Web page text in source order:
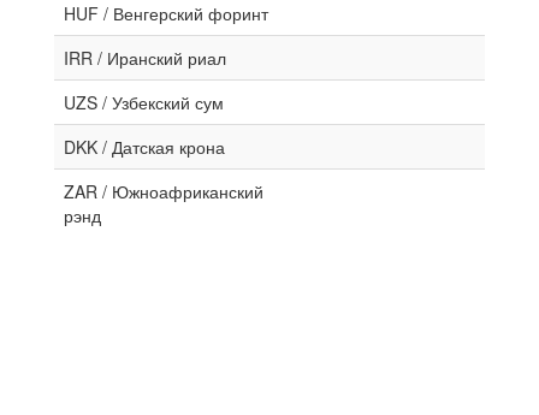
HUF / Венгерский форинт
IRR / Иранский риал
UZS / Узбекский сум
DKK / Датская крона
ZAR / Южноафриканский
рэнд